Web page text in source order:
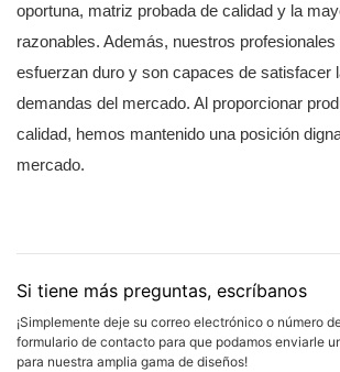
oportuna, matriz probada de calidad y la
razonables. Además, nuestros
esfuerzan duro y son capaces de satisfacer
demandas del mercado. Al proporcionar
calidad, hemos mantenido una posición
mercado.
Si tiene más preguntas, escríbanos
¡Simplemente deje su correo electrónico o número
formulario de contacto para que podamos enviarle
para nuestra amplia gama de diseños!